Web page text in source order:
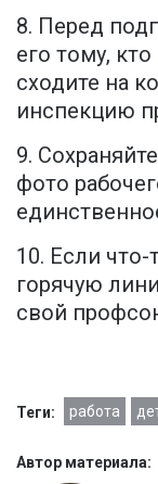
8. Перед
его тому,
сходите на
инспекцию
9.
фото
10. Если
горячую
свой
Теги: работа
Автор материала: